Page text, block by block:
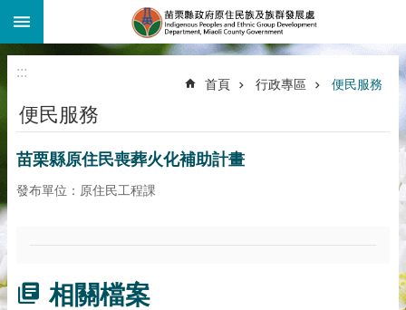
跳到主要內容區塊
:::
首頁 行政專區 便民服務
便民服務
苗栗縣原住民喪葬火化補助計畫
發布單位：原住民工程課
相關檔案